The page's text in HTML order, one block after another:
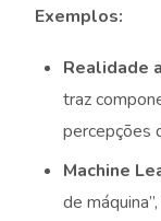
Exemplos:
Realidade
traz
percepções
Machine
de